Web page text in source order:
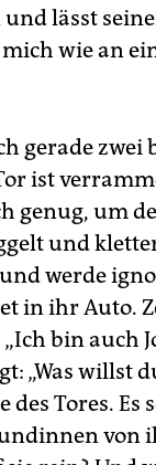
lässt
wie an
gerade zwei
ist
genug, um
und
werde
in ihr Auto.
bin auch
„Was willst
Tores. Es
von